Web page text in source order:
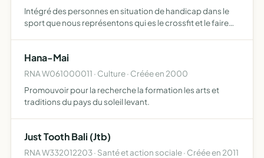
Intégré des personnes en situation de handicap dans le
sport que nous représentons qui es le crossfit et le faire
Hana-Mai
RNA W061000011 · Culture · Créée en 2000
Promouvoir pour la recherche la formation les arts et
traditions du pays du soleil levant.
Just Tooth Bali (Jtb)
RNA W332012203 · Santé et action sociale · Créée en 2011